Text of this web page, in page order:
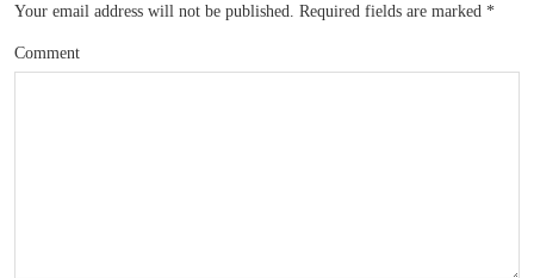
Your email address will not be published. Required fields are marked *
Comment